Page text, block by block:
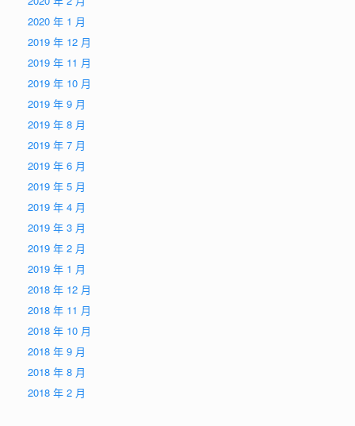
2020 年 1 月
2019 年 12 月
2019 年 11 月
2019 年 10 月
2019 年 9 月
2019 年 8 月
2019 年 7 月
2019 年 6 月
2019 年 5 月
2019 年 4 月
2019 年 3 月
2019 年 2 月
2019 年 1 月
2018 年 12 月
2018 年 11 月
2018 年 10 月
2018 年 9 月
2018 年 8 月
2018 年 2 月